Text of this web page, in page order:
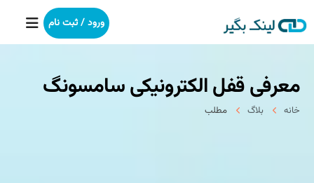
خانه
بکلینک
ورود / ثبت نام
معرفی قفل الكترونیكی سامسونگ
خانه بلاگ مطلب